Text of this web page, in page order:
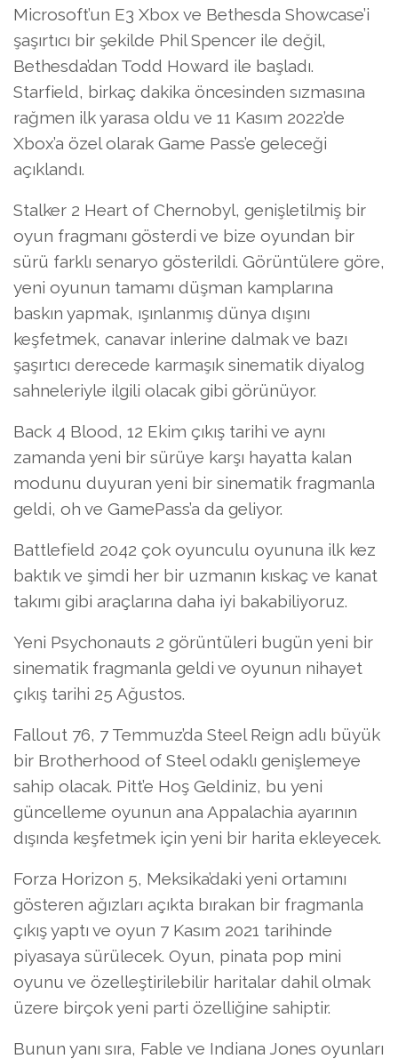
Microsoft’un E3 Xbox ve Bethesda Showcase’i
şaşırtıcı bir şekilde Phil Spencer ile değil,
Bethesda’dan Todd Howard ile başladı.
Starfield, birkaç dakika öncesinden sızmasına
rağmen ilk yarasa oldu ve 11 Kasım 2022’de
Xbox’a özel olarak Game Pass’e geleceği
açıklandı.
Stalker 2 Heart of Chernobyl, genişletilmiş bir
oyun fragmanı gösterdi ve bize oyundan bir
sürü farklı senaryo gösterildi. Görüntülere göre,
yeni oyunun tamamı düşman kamplarına
baskın yapmak, ışınlanmış dünya dışını
keşfetmek, canavar inlerine dalmak ve bazı
şaşırtıcı derecede karmaşık sinematik diyalog
sahneleriyle ilgili olacak gibi görünüyor.
Back 4 Blood, 12 Ekim çıkış tarihi ve aynı
zamanda yeni bir sürüye karşı hayatta kalan
modunu duyuran yeni bir sinematik fragmanla
geldi, oh ve GamePass’a da geliyor.
Battlefield 2042 çok oyunculu oyununa ilk kez
baktık ve şimdi her bir uzmanın kıskaç ve kanat
takımı gibi araçlarına daha iyi bakabiliyoruz.
Yeni Psychonauts 2 görüntüleri bugün yeni bir
sinematik fragmanla geldi ve oyunun nihayet
çıkış tarihi 25 Ağustos.
Fallout 76, 7 Temmuz’da Steel Reign adlı büyük
bir Brotherhood of Steel odaklı genişlemeye
sahip olacak. Pitt’e Hoş Geldiniz, bu yeni
güncelleme oyunun ana Appalachia ayarının
dışında keşfetmek için yeni bir harita ekleyecek.
Forza Horizon 5, Meksika’daki yeni ortamını
gösteren ağızları açıkta bırakan bir fragmanla
çıkış yaptı ve oyun 7 Kasım 2021 tarihinde
piyasaya sürülecek. Oyun, pinata pop mini
oyunu ve özelleştirilebilir haritalar dahil olmak
üzere birçok yeni parti özelliğine sahiptir.
Bunun yanı sıra, Fable ve Indiana Jones oyunları